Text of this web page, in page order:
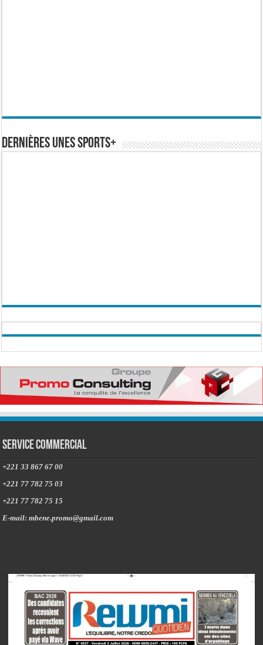
Dernières Unes Sports+
Service commercial
+221 33 867 67 00
+221 77 782 75 03
+221 77 782 75 15
E-mail: mbene.promo@gmail.com